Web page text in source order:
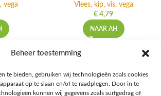
Beheer toestemming
te bieden, gebruiken wij technologieën zoals cookies
op te slaan en/of te raadplegen. Door in te
kunnen wij gegevens zoals surfgedrag of
vega
Vlees, kip, vis, vega
€ 4,79
NAAR AH
keuzes van Albert Heijn, verrijk je